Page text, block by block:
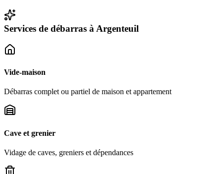
Services de débarras à Argenteuil
Vide-maison
Débarras complet ou partiel de maison et appartement
Cave et grenier
Vidage de caves, greniers et dépendances